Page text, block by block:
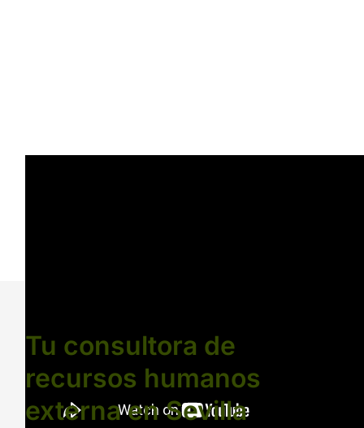
Tu consultora de
recursos humanos
externa en Sevilla